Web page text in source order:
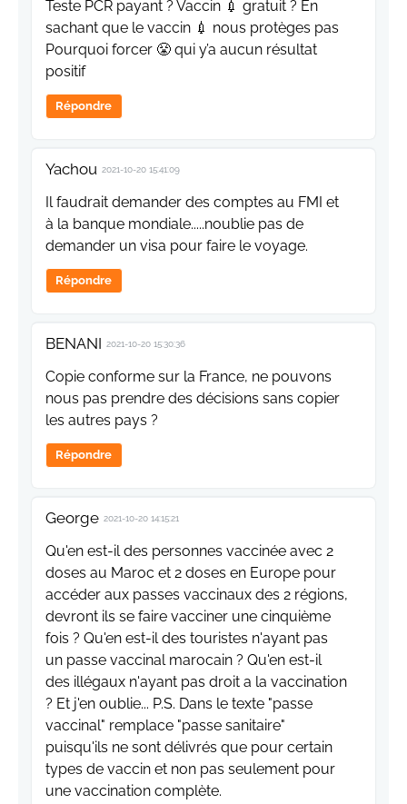
Teste PCR payant ? Vaccin 💉 gratuit ? En
sachant que le vaccin 💉 nous protèges pas
Pourquoi forcer 😤 qui y’a aucun résultat
positif
Répondre
Yachou 2021-10-20 15:41:09
Il faudrait demander des comptes au FMI et
à la banque mondiale.....noublie pas de
demander un visa pour faire le voyage.
Répondre
BENANI 2021-10-20 15:30:36
Copie conforme sur la France, ne pouvons
nous pas prendre des décisions sans copier
les autres pays ?
Répondre
George 2021-10-20 14:15:21
Qu'en est-il des personnes vaccinée avec 2
doses au Maroc et 2 doses en Europe pour
accéder aux passes vaccinaux des 2 régions,
devront ils se faire vacciner une cinquième
fois ? Qu'en est-il des touristes n'ayant pas
un passe vaccinal marocain ? Qu'en est-il
des illégaux n'ayant pas droit a la vaccination
? Et j'en oublie... P.S. Dans le texte "passe
vaccinal" remplace "passe sanitaire"
puisqu'ils ne sont délivrés que pour certain
types de vaccin et non pas seulement pour
une vaccination complète.